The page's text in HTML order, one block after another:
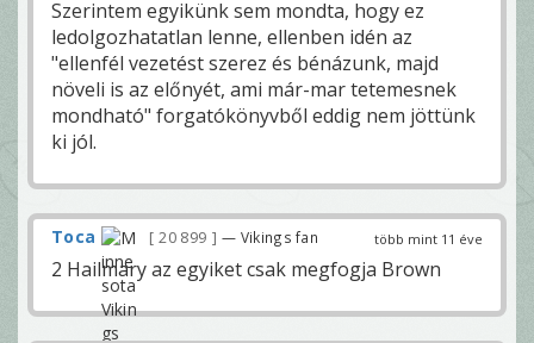
Szerintem egyikünk sem mondta, hogy ez
ledolgozhatatlan lenne, ellenben idén az
"ellenfél vezetést szerez és bénázunk, majd
növeli is az előnyét, ami már-mar tetemesnek
mondható" forgatókönyvből eddig nem jöttünk
ki jól.
több mint 11 éve
Toca 20 899 — Vikings fan
2 Hailmary az egyiket csak megfogja Brown